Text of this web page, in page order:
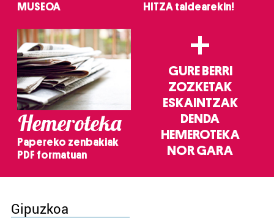
MUSEOA
HITZA taldearekin!
Hemeroteka
Papereko zenbakiak
PDF formatuan
+
GURE BERRI
ZOZKETAK
ESKAINTZAK
DENDA
HEMEROTEKA
NOR GARA
Gipuzkoa